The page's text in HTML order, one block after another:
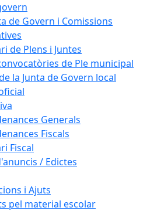
de Govern i Comissions
de Plens i Juntes
de Ple municipal
la Junta de Govern local
Generals
Fiscals
Fiscal
/ Edictes
i Ajuts
pel material escolar